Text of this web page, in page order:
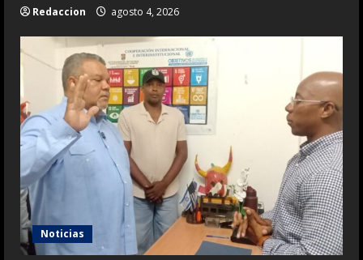
Redaccion agosto 4, 2026
Noticias